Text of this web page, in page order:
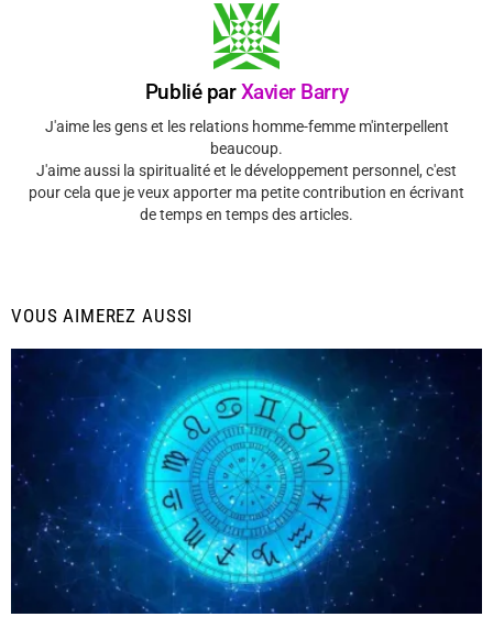
Publié parXavier Barry
J'aime les gens et les relations homme-femme m'interpellent
beaucoup.
J'aime aussi la spiritualité et le développement personnel, c'est
pour cela que je veux apporter ma petite contribution en écrivant
de temps en temps des articles.
VOUS AIMEREZ AUSSI